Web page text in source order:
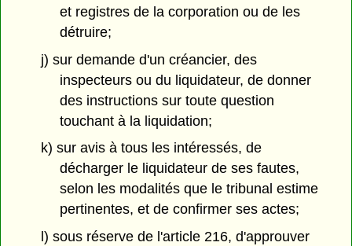
et registres de la corporation ou de les
détruire;
j) sur demande d'un créancier, des
inspecteurs ou du liquidateur, de donner
des instructions sur toute question
touchant à la liquidation;
k) sur avis à tous les intéressés, de
décharger le liquidateur de ses fautes,
selon les modalités que le tribunal estime
pertinentes, et de confirmer ses actes;
l) sous réserve de l'article 216, d'approuver